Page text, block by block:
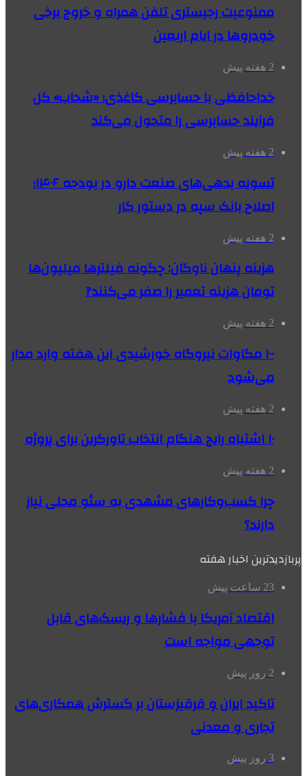
ممنوعیت رجیستری تلفن همراه و خروج برخی
خودروها در ایام اربعین
2 هفته پیش
خداحافظی با حسابرسی کاغذی؛ «شحاب» کل
فرآیند حسابرسی را متحول می‌کند
2 هفته پیش
تسویه بدهی‌های صنعت دارو در بودجه ۱۴۰۶؛
اصلاح بانک سپه در دستور کار
2 هفته پیش
هزینه پنهان ناوگان: چگونه فیلترها میلیون‌ها
تومان هزینه تعمیر را صفر می‌کنند?
2 هفته پیش
۱۰۰ مگاوات نیروگاه‌ خورشیدی این هفته وارد مدار
می‌شود
2 هفته پیش
۱۰ اشتباه رایج هنگام انتخاب تاورکرین برای پروژه
2 هفته پیش
چرا کسب‌وکارهای مشهدی به سئو محلی نیاز
دارند؟
پربازدیدترین اخبار هفته
23 ساعت پیش
اقتصاد آمریکا با فشارها و ریسک‌های قابل
توجهی مواجه است
2 روز پیش
تاکید ایران و قرقیزستان بر گسترش همکاری‌های
تجاری و معدنی
3 روز پیش